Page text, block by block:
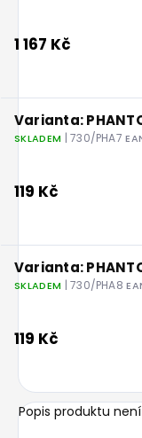
1 167 Kč
Varianta:
SKLADEM | 730/PHA7
119 Kč
Varianta:
SKLADEM | 730/PHA8
119 Kč
Popis produktu